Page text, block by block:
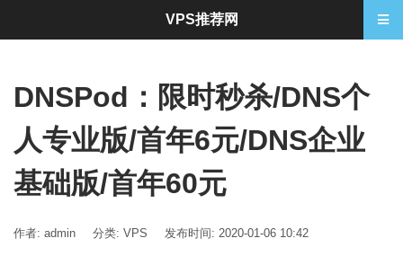
DNSPod：限时秒杀/DNS个
人专业版/首年6元/DNS企业
基础版/首年60元
作者: admin 分类: VPS 发布时间: 2020-01-06 10:42
VPS推荐网